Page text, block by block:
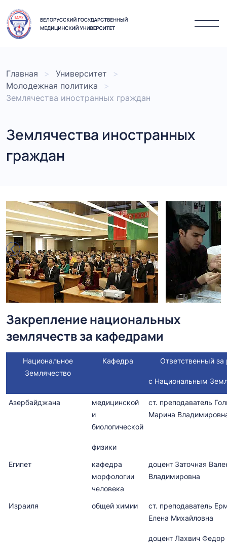
Главная
Университет
Молодежная политика
Землячества иностранных граждан
Землячества иностранных
граждан
Закрепление национальных
землячеств за кафедрами
Национальное
Землячество
Кафедра Ответственный за
с Национальным
Азербайджана
медицинской
и
биологической
физики
ст. преподаватель
Марина
Египет
кафедра
морфологии
человека
доцент Заточная
Владимировна
Израиля общей химии
ст. преподаватель
Елена Михайловна
доцент Лахвич Федор